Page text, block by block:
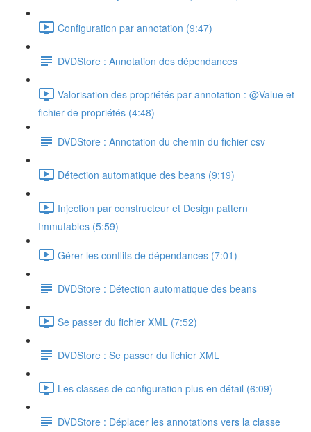
Configuration par annotation (9:47)
DVDStore : Annotation des dépendances
Valorisation des propriétés par annotation : @Value et
fichier de propriétés (4:48)
DVDStore : Annotation du chemin du fichier csv
Détection automatique des beans (9:19)
Injection par constructeur et Design pattern
Immutables (5:59)
Gérer les conflits de dépendances (7:01)
DVDStore : Détection automatique des beans
Se passer du fichier XML (7:52)
DVDStore : Se passer du fichier XML
Les classes de configuration plus en détail (6:09)
DVDStore : Déplacer les annotations vers la classe